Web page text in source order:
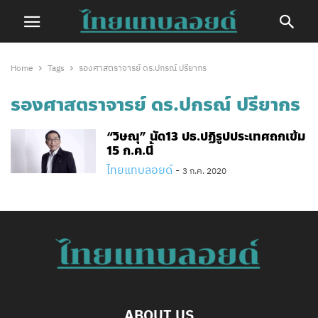
Home Tags รองศาสตราจารย์ ดร.ปกรณ์ ปรียากร
รองศาสตราจารย์ ดร.ปกรณ์ ปรียากร
“วิษณุ” นัด13 ปธ.ปฏิรูปประเทศถกเข้ม
15 ก.ค.นี้
ไทยแทบลอยด์ - 3 ก.ค. 2020